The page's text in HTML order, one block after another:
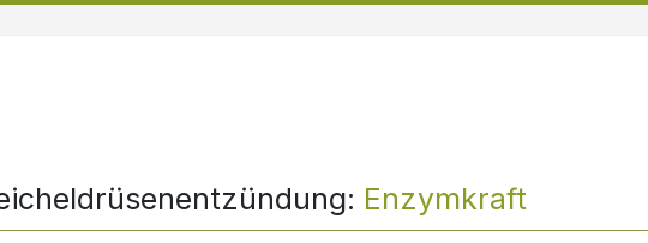
Enzymkraft